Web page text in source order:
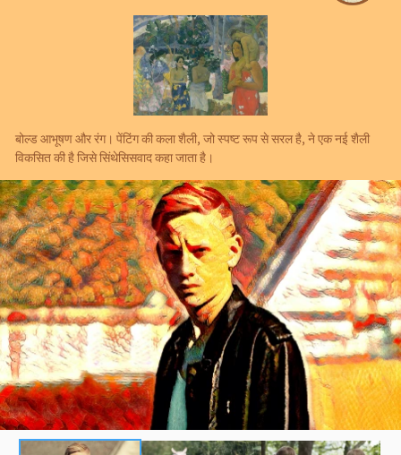
बोल्ड आभूषण और रंग। पेंटिंग की कला शैली, जो स्पष्ट रूप से सरल है, ने एक नई शैली
विकसित की है जिसे सिंथेसिसवाद कहा जाता है।